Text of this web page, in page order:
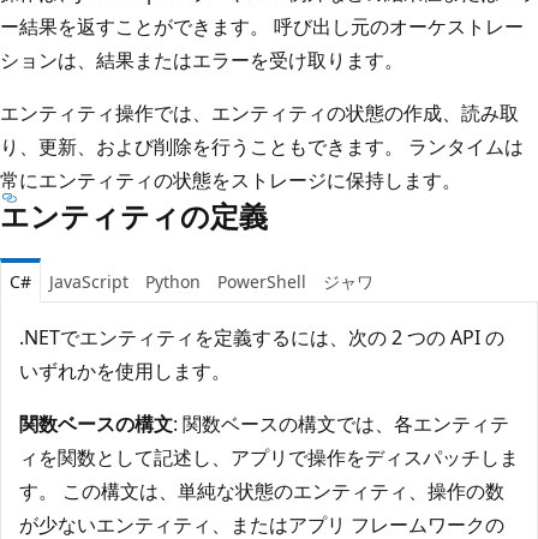
ー結果を返すことができます。 呼び出し元のオーケストレー
ションは、結果またはエラーを受け取ります。
エンティティ操作では、エンティティの状態の作成、読み取
り、更新、および削除を行うこともできます。 ランタイムは
常にエンティティの状態をストレージに保持します。
エンティティの定義
C# JavaScript Python PowerShell ジャワ
.NETでエンティティを定義するには、次の 2 つの API の
いずれかを使用します。
関数ベースの構文: 関数ベースの構文では、各エンティテ
ィを関数として記述し、アプリで操作をディスパッチしま
す。 この構文は、単純な状態のエンティティ、操作の数
が少ないエンティティ、またはアプリ フレームワークの